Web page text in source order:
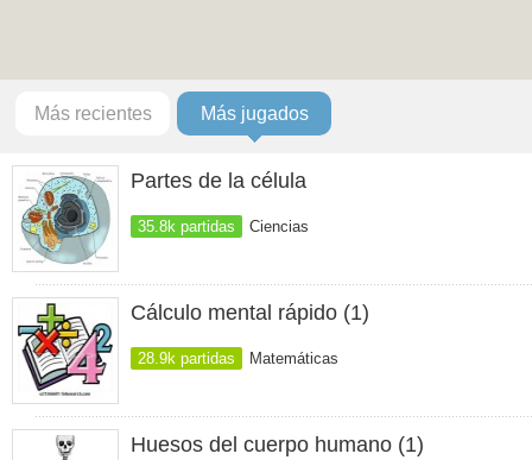
Más recientes Más jugados
Partes de la célula
35.8k partidas Ciencias
Cálculo mental rápido (1)
28.9k partidas Matemáticas
Huesos del cuerpo humano (1)